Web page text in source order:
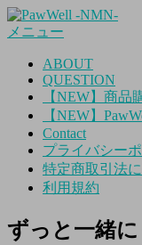
コ
ン
メニュー
ABOUT
QUESTION
【NEW】商品
【NEW】
Contact
プライバシー
特定商取引法
利用規約
ずっと一緒に